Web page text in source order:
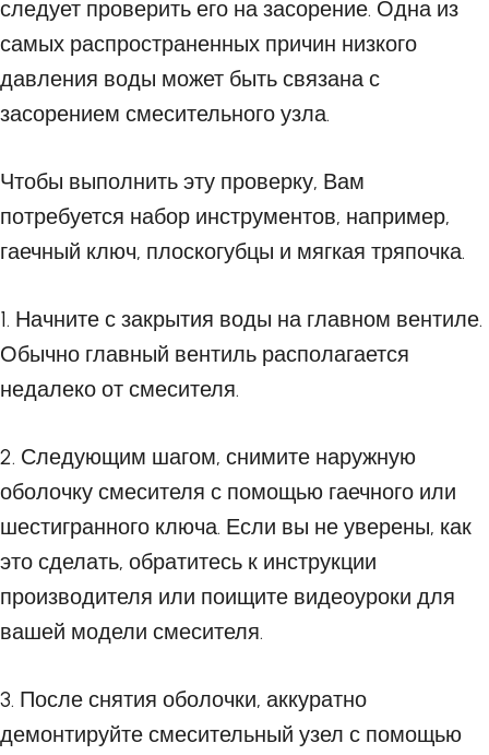
следует проверить его на засорение. Одна из
самых распространенных причин низкого
давления воды может быть связана с
засорением смесительного узла.
Чтобы выполнить эту проверку, Вам
потребуется набор инструментов, например,
гаечный ключ, плоскогубцы и мягкая тряпочка.
1. Начните с закрытия воды на главном вентиле.
Обычно главный вентиль располагается
недалеко от смесителя.
2. Следующим шагом, снимите наружную
оболочку смесителя с помощью гаечного или
шестигранного ключа. Если вы не уверены, как
это сделать, обратитесь к инструкции
производителя или поищите видеоуроки для
вашей модели смесителя.
3. После снятия оболочки, аккуратно
демонтируйте смесительный узел с помощью